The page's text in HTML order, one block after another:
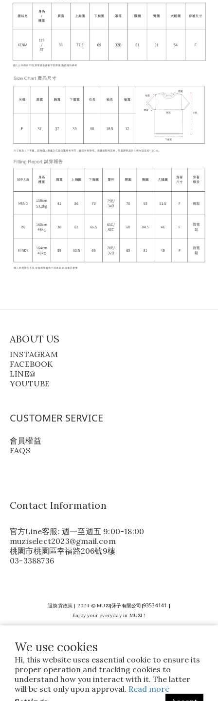
We use cookies
Hi, this website uses essential cookie to ensure its
proper operation and tracking cookies to
understand how you interact with it. The latter
will be set only upon approval. Read more
ABOUT US
INSTAGRAM
FACEBOOK
LINE@
YOUTUBE
CUSTOMER SERVICE
會員權益
FAQS
Contact Information
官方Line客服: 週一至週五 9:00-18:00
muziselect2023@gmail.com
桃園市桃園區幸福路206號9樓
03-3388736
退換貨政策 | 2024 © MUZI|莯子有限公司|93534141 |
Enjoy your everyday in MUZI !